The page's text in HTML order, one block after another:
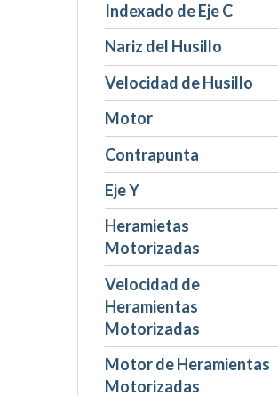
Indexado de Eje C
Nariz del Husillo
Velocidad de Husillo
Motor
Contrapunta
Eje Y
Heramietas
Motorizadas
Velocidad de
Heramientas
Motorizadas
Motor de Heramientas
Motorizadas